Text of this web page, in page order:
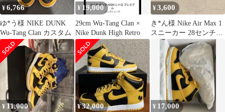
¥6,766
ゆ*う様 NIKE DUNK
Wu-Tang Clan カスタム
¥ 19,000
29cm Wu-Tang Clan ×
Nike Dunk High Retro
¥3,600
き*ん様 Nike Air Max 1
スニーカー 28センチ
グレー/イエロー
¥ 11,000 ¥32,000 ¥ 17,000